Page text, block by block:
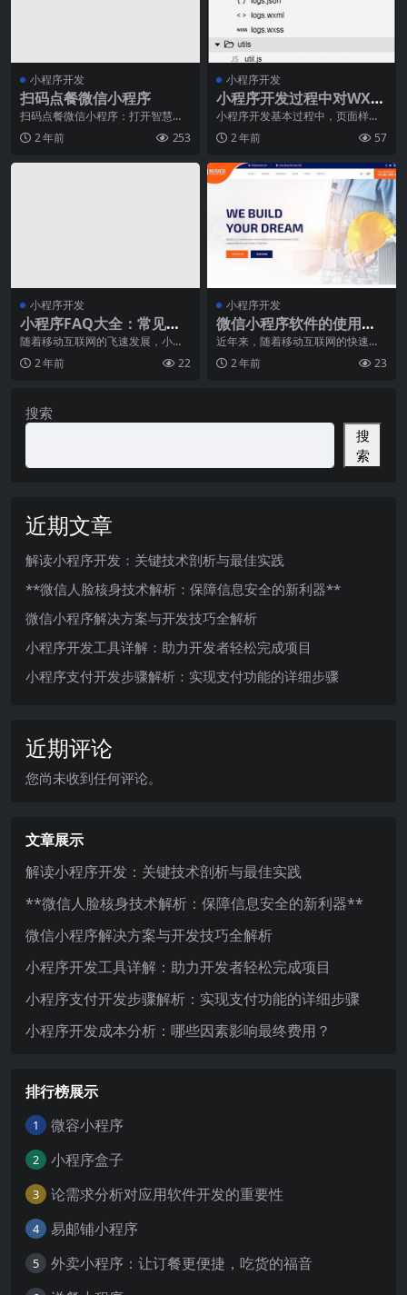
小程序开发
扫码点餐微信小程序
扫码点餐微信小程序：打开智慧用
餐新时代随着科技的不断发展，我
们的生活也随之发生了
2 年前 253
小程序开发
小程序开发过程中对WXSS
进行了什么修改和扩充
小程序开发基本过程中，页面样式
文件(WXSS)是基于CSS拓展的样式
语言,用于描
2 年前 57
小程序开发
小程序FAQ大全：常见问
题解答
随着移动互联网的飞速发展，小程
序成为了近年来炙手可热的应用形
式之一。作为一种不需
2 年前 22
小程序开发
微信小程序软件的使用方
法和特点
近年来，随着移动互联网的快速发
展，智能手机已成为人们日常生活
中不可或缺的工具。而
2 年前 23
搜索
搜
索
近期文章
解读小程序开发：关键技术剖析与最佳实践
**微信人脸核身技术解析：保障信息安全的新利器**
微信小程序解决方案与开发技巧全解析
小程序开发工具详解：助力开发者轻松完成项目
小程序支付开发步骤解析：实现支付功能的详细步骤
近期评论
您尚未收到任何评论。
文章展示
解读小程序开发：关键技术剖析与最佳实践
**微信人脸核身技术解析：保障信息安全的新利器**
微信小程序解决方案与开发技巧全解析
小程序开发工具详解：助力开发者轻松完成项目
小程序支付开发步骤解析：实现支付功能的详细步骤
小程序开发成本分析：哪些因素影响最终费用？
排行榜展示
1 微容小程序
2 小程序盒子
3 论需求分析对应用软件开发的重要性
4 易邮铺小程序
5 外卖小程序：让订餐更便捷，吃货的福音